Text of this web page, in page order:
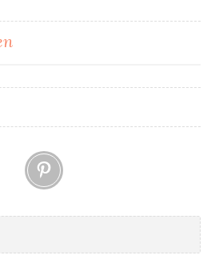
m
r
Pinterest